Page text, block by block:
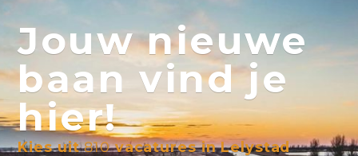
Jouw nieuwe
baan vind je
hier!
Kies uit810vacatures in Lelystad